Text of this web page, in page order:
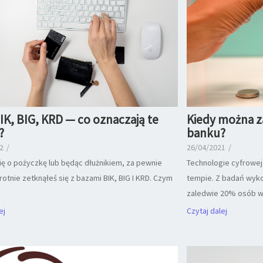
BIG, KRD — co oznaczają te
/
o pożyczkę lub będąc dłużnikiem, za pewnie
zetknąłeś się z bazami BIK, BIG I KRD. Czym
Kiedy można
banku?
26/04/2021 /
Technologie
tempie. Z badań
zaledwie 20% osób
Czytaj dalej